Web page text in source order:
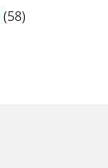
(58)